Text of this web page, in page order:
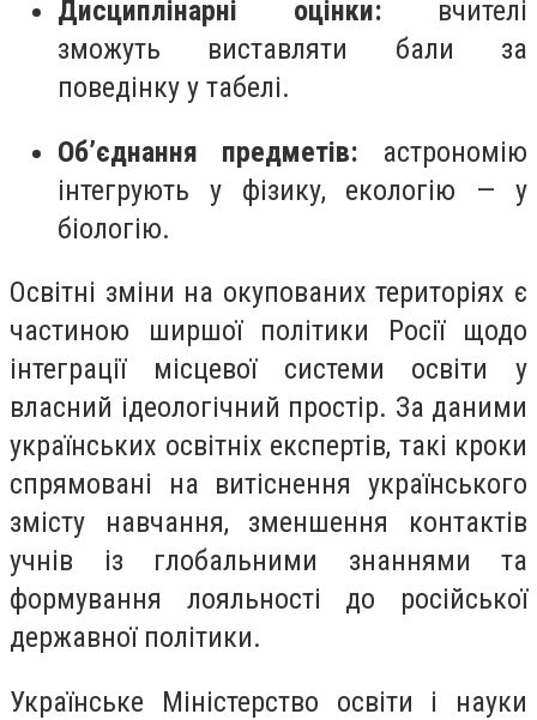
Дисциплінарні оцінки: вчителі
зможуть виставляти бали за
поведінку у табелі.
Об’єднання предметів: астрономію
інтегрують у фізику, екологію — у
біологію.
Освітні зміни на окупованих територіях є
частиною ширшої політики Росії щодо
інтеграції місцевої системи освіти у
власний ідеологічний простір. За даними
українських освітніх експертів, такі кроки
спрямовані на витіснення українського
змісту навчання, зменшення контактів
учнів із глобальними знаннями та
формування лояльності до російської
державної політики.
Українське Міністерство освіти і науки